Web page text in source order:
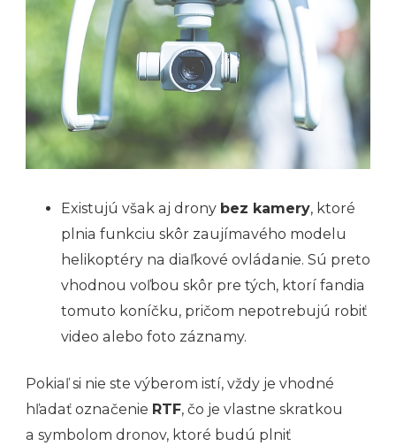
Existujú však aj drony bez kamery, ktoré
plnia funkciu skôr zaujímavého modelu
helikoptéry na diaľkové ovládanie. Sú preto
vhodnou voľbou skôr pre tých, ktorí fandia
tomuto koníčku, pričom nepotrebujú robiť
video alebo foto záznamy.
Pokiaľ si nie ste výberom istí, vždy je vhodné
hľadať označenie RTF, čo je vlastne skratkou
a symbolom dronov, ktoré budú plniť